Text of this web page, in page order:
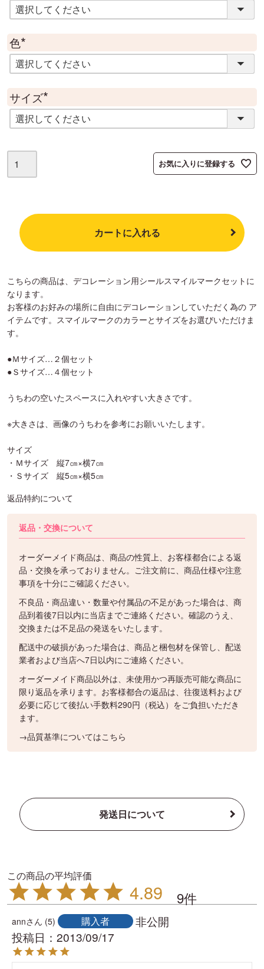
必
色
(
必
)
サイズ
(
必
お気に入りに登録する
カートに入れる
こちらの商品は、デコレーション用シールスマイルマークセットに
なります。
お客様のお好みの場所に自由にデコレーションしていただく為の ア
イテムです。スマイルマークのカラーとサイズをお選びいただけま
す。
●Ｍサイズ…２個セット
●Ｓサイズ…４個セット
うちわの空いたスペースに入れやすい大きさです。
※大きさは、画像のうちわを参考にお願いいたします。
サイズ
・Ｍサイズ 縦7㎝×横7㎝
・Ｓサイズ 縦5㎝×横5㎝
返品特約について
返品・交換について
オーダーメイド商品は、商品の性質上、お客様都合による返
品・交換を承っておりません。ご注文前に、商品仕様や注意
事項を十分にご確認ください。
不良品・商品違い・数量や付属品の不足があった場合は、商
品到着後7日以内に当店までご連絡ください。確認のうえ、
交換または不足品の発送をいたします。
配送中の破損があった場合は、商品と梱包材を保管し、配送
業者および当店へ7日以内にご連絡ください。
オーダーメイド商品以外は、未使用かつ再販売可能な商品に
限り返品を承ります。お客様都合の返品は、往復送料および
必要に応じて後払い手数料290円（税込）をご負担いただき
ます。
→品質基準についてはこちら
発送日について
4.89 9
ann 5 購入者
非公開
投稿日
2013/09/17